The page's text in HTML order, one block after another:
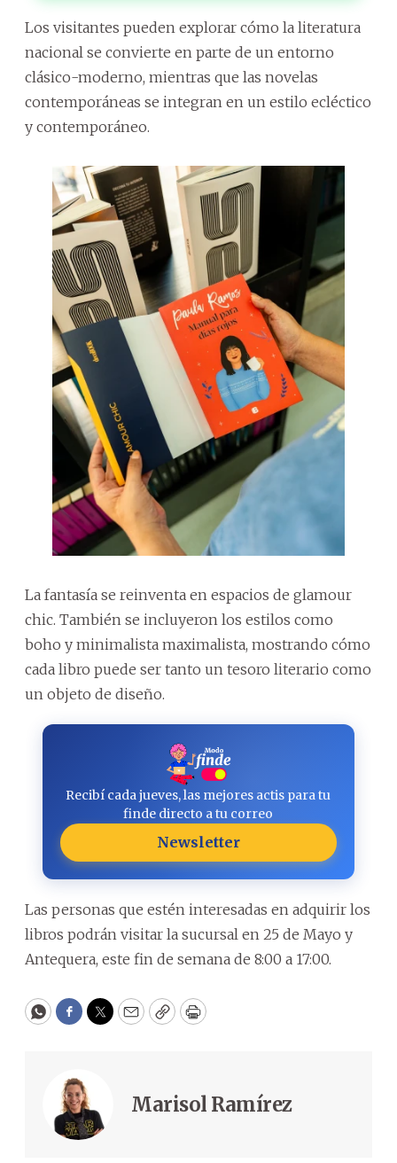
Los visitantes pueden explorar cómo la literatura
nacional se convierte en parte de un entorno
clásico-moderno, mientras que las novelas
contemporáneas se integran en un estilo ecléctico
y contemporáneo.
La fantasía se reinventa en espacios de glamour
chic. También se incluyeron los estilos como
boho y minimalista maximalista, mostrando cómo
cada libro puede ser tanto un tesoro literario como
un objeto de diseño.
Recibí cada jueves, las mejores actis para tu
finde directo a tu correo
Newsletter
Las personas que estén interesadas en adquirir los
libros podrán visitar la sucursal en 25 de Mayo y
Antequera, este fin de semana de 8:00 a 17:00.
WhatsApp
Facebook
Twitter
EmailCopyPrint
Marisol Ramírez